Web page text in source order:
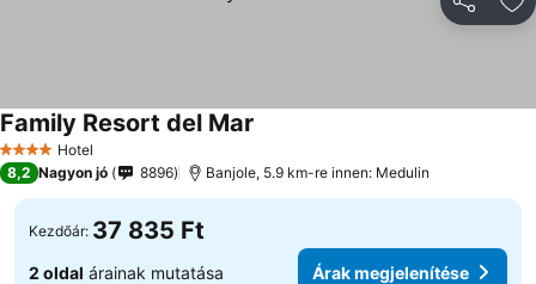
4 KategóriaHotel
Family Resort del Mar
8,2 Nagyon jó 8896 Banjole, 5.9 km-re innen: Medulin
Kezdőár: 37 835 Ft
2 oldal árainak mutatása Árak megjelenítése